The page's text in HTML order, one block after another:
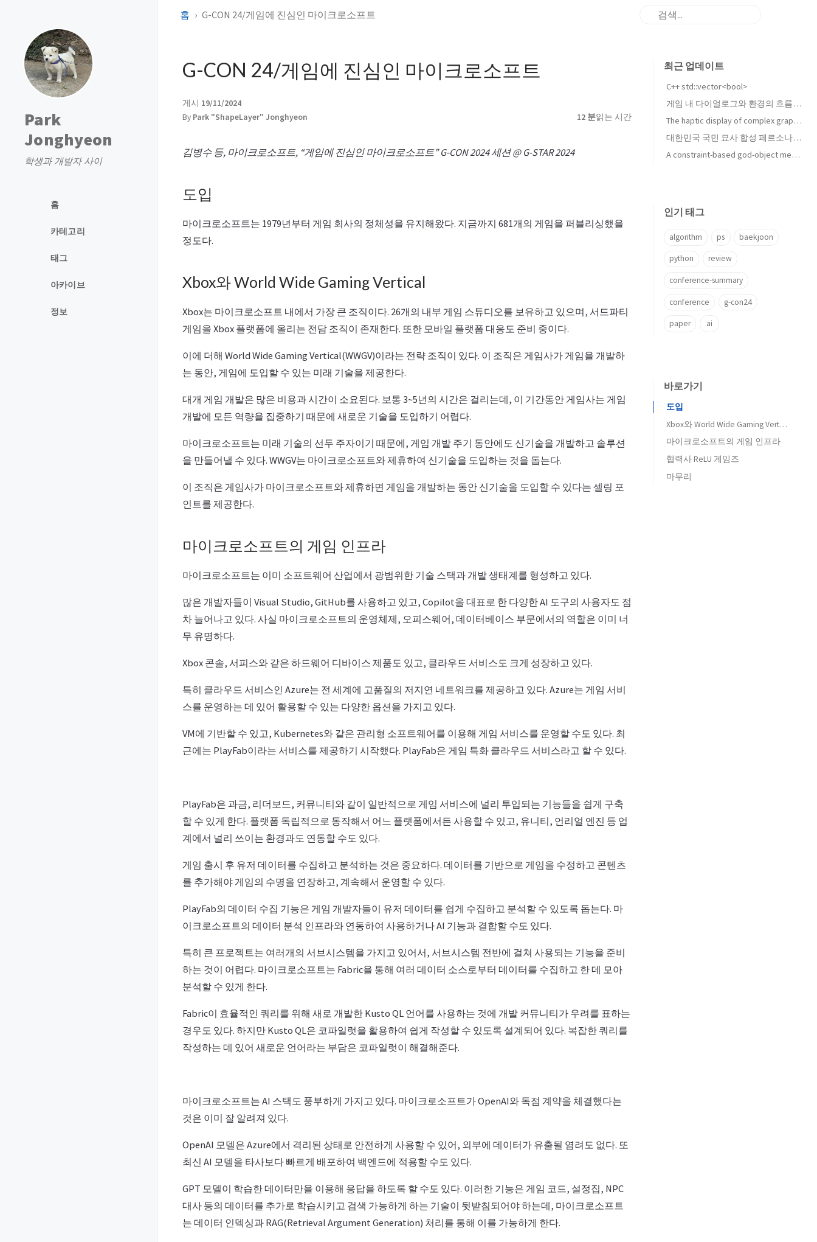
Park
Jonghyeon
학생과 개발자 사이
홈
카테고리
태그
아카이브
정보
홈 G-CON 24/게임에 진심인 마이크로소프트
G-CON 24/게임에 진심인 마이크로소프트
게시 19/11/2024
By Park "ShapeLayer" Jonghyeon 12 분읽는 시간
김병수 등, 마이크로소프트, “게임에 진심인 마이크로소프트” G-CON 2024 세션 @ G-STAR 2024
도입
마이크로소프트는 1979년부터 게임 회사의 정체성을 유지해왔다. 지금까지 681개의 게임을 퍼블리싱했을
정도다.
Xbox와 World Wide Gaming Vertical
Xbox는 마이크로소프트 내에서 가장 큰 조직이다. 26개의 내부 게임 스튜디오를 보유하고 있으며, 서드파티
게임을 Xbox 플랫폼에 올리는 전담 조직이 존재한다. 또한 모바일 플랫폼 대응도 준비 중이다.
이에 더해 World Wide Gaming Vertical(WWGV)이라는 전략 조직이 있다. 이 조직은 게임사가 게임을 개발하
는 동안, 게임에 도입할 수 있는 미래 기술을 제공한다.
대개 게임 개발은 많은 비용과 시간이 소요된다. 보통 3~5년의 시간은 걸리는데, 이 기간동안 게임사는 게임
개발에 모든 역량을 집중하기 때문에 새로운 기술을 도입하기 어렵다.
마이크로소프트는 미래 기술의 선두 주자이기 때문에, 게임 개발 주기 동안에도 신기술을 개발하고 솔루션
을 만들어낼 수 있다. WWGV는 마이크로소프트와 제휴하여 신기술을 도입하는 것을 돕는다.
이 조직은 게임사가 마이크로소프트와 제휴하면 게임을 개발하는 동안 신기술을 도입할 수 있다는 셀링 포
인트를 제공한다.
마이크로소프트의 게임 인프라
마이크로소프트는 이미 소프트웨어 산업에서 광범위한 기술 스택과 개발 생태계를 형성하고 있다.
많은 개발자들이 Visual Studio, GitHub를 사용하고 있고, Copilot을 대표로 한 다양한 AI 도구의 사용자도 점
차 늘어나고 있다. 사실 마이크로소프트의 운영체제, 오피스웨어, 데이터베이스 부문에서의 역할은 이미 너
무 유명하다.
Xbox 콘솔, 서피스와 같은 하드웨어 디바이스 제품도 있고, 클라우드 서비스도 크게 성장하고 있다.
특히 클라우드 서비스인 Azure는 전 세계에 고품질의 저지연 네트워크를 제공하고 있다. Azure는 게임 서비
스를 운영하는 데 있어 활용할 수 있는 다양한 옵션을 가지고 있다.
VM에 기반할 수 있고, Kubernetes와 같은 관리형 소프트웨어를 이용해 게임 서비스를 운영할 수도 있다. 최
근에는 PlayFab이라는 서비스를 제공하기 시작했다. PlayFab은 게임 특화 클라우드 서비스라고 할 수 있다.
PlayFab은 과금, 리더보드, 커뮤니티와 같이 일반적으로 게임 서비스에 널리 투입되는 기능들을 쉽게 구축
할 수 있게 한다. 플랫폼 독립적으로 동작해서 어느 플랫폼에서든 사용할 수 있고, 유니티, 언리얼 엔진 등 업
계에서 널리 쓰이는 환경과도 연동할 수도 있다.
게임 출시 후 유저 데이터를 수집하고 분석하는 것은 중요하다. 데이터를 기반으로 게임을 수정하고 콘텐츠
를 추가해야 게임의 수명을 연장하고, 계속해서 운영할 수 있다.
PlayFab의 데이터 수집 기능은 게임 개발자들이 유저 데이터를 쉽게 수집하고 분석할 수 있도록 돕는다. 마
이크로소프트의 데이터 분석 인프라와 연동하여 사용하거나 AI 기능과 결합할 수도 있다.
특히 큰 프로젝트는 여러개의 서브시스템을 가지고 있어서, 서브시스템 전반에 걸쳐 사용되는 기능을 준비
하는 것이 어렵다. 마이크로소프트는 Fabric을 통해 여러 데이터 소스로부터 데이터를 수집하고 한 데 모아
분석할 수 있게 한다.
Fabric이 효율적인 쿼리를 위해 새로 개발한 Kusto QL 언어를 사용하는 것에 개발 커뮤니티가 우려를 표하는
경우도 있다. 하지만 Kusto QL은 코파일럿을 활용하여 쉽게 작성할 수 있도록 설계되어 있다. 복잡한 쿼리를
작성하는 데 있어 새로운 언어라는 부담은 코파일럿이 해결해준다.
마이크로소프트는 AI 스택도 풍부하게 가지고 있다. 마이크로소프트가 OpenAI와 독점 계약을 체결했다는
것은 이미 잘 알려져 있다.
OpenAI 모델은 Azure에서 격리된 상태로 안전하게 사용할 수 있어, 외부에 데이터가 유출될 염려도 없다. 또
최신 AI 모델을 타사보다 빠르게 배포하여 백엔드에 적용할 수도 있다.
GPT 모델이 학습한 데이터만을 이용해 응답을 하도록 할 수도 있다. 이러한 기능은 게임 코드, 설정집, NPC
대사 등의 데이터를 추가로 학습시키고 검색 가능하게 하는 기술이 뒷받침되어야 하는데, 마이크로소프트
는 데이터 인덱싱과 RAG(Retrieval Argument Generation) 처리를 통해 이를 가능하게 한다.
최근 업데이트
C++ std::vector<bool>
게임 내 다이얼로그와 환경의 흐름 변화 및 그 제어 방법에 대하여
The haptic display of complex graphical environments 리뷰
대한민국 국민 묘사 합성 페르소나의 9Axes 평가 수행
A constraint-based god-object method for haptic display 리뷰
인기 태그
algorithm ps baekjoon
python review
conference-summary
conference g-con24
paper ai
바로가기
도입
Xbox와 World Wide Gaming Vertical
마이크로소프트의 게임 인프라
협력사 ReLU 게임즈
마무리